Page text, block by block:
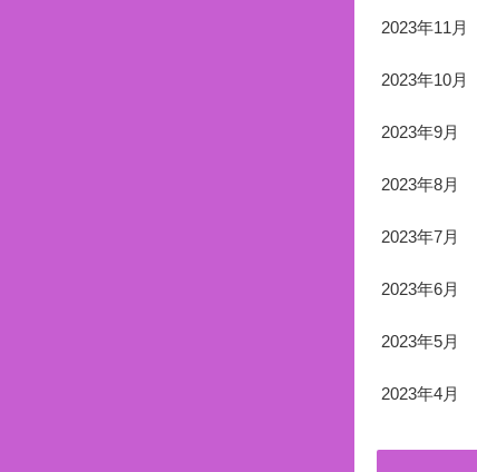
2023年11月
2023年10月
2023年9月
2023年8月
2023年7月
2023年6月
2023年5月
2023年4月